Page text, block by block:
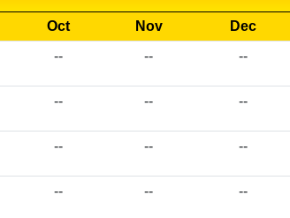
Oct Nov
Dec
-- -- --
-- -- --
-- -- --
-- -- --